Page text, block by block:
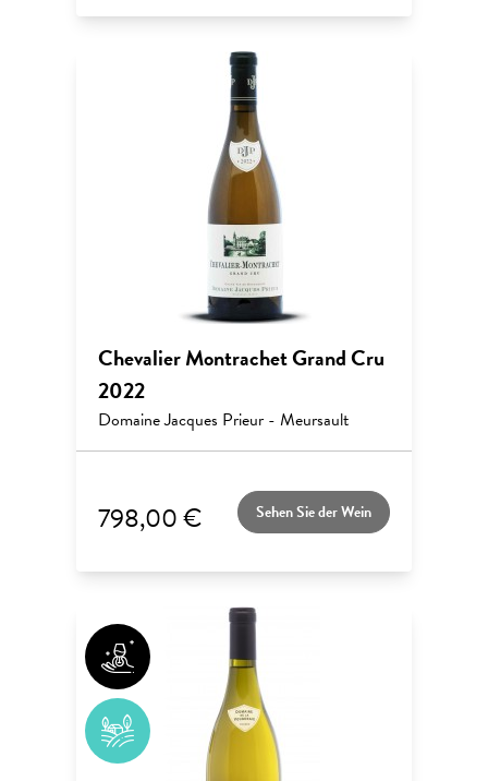
Chevalier Montrachet Grand Cru
2022
Domaine Jacques Prieur - Meursault
798,00 € Sehen Sie der Wein